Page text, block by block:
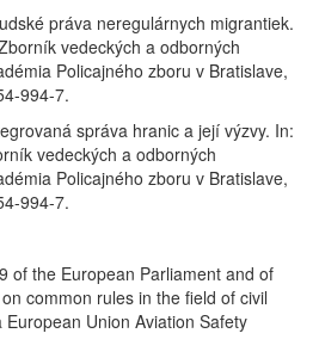
práva neregulárnych migrantiek.
vedeckých a odborných
Policajného zboru v Bratislave,
994-7.
správa hranic a její výzvy. In:
vedeckých a odborných
Policajného zboru v Bratislave,
994-7.
of the European Parliament and of
common rules in the field of civil
Union Aviation Safety